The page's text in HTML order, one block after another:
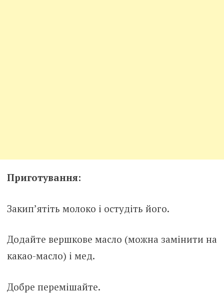
Приготування:
Закип’ятіть молоко і остудіть його.
Додайте вершкове масло (можна замінити на
какао-масло) і мед.
Добре перемішайте.